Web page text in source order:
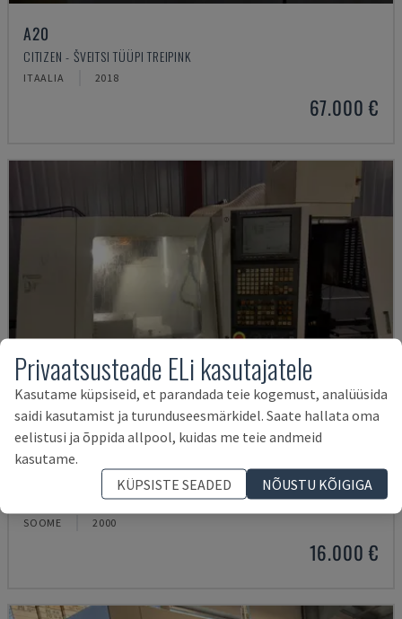
A20
CITIZEN - ŠVEITSI TÜÜPI TREIPINK
ITAALIA 2018
67.000 €
MAIER - ŠVEITSI TÜÜPI TREIPINK
SOOME 2000
16.000 €
Privaatsusteade ELi kasutajatele
Kasutame küpsiseid, et parandada teie kogemust, analüüsida
saidi kasutamist ja turunduseesmärkidel. Saate hallata oma
eelistusi ja õppida allpool, kuidas me teie andmeid
kasutame.
KÜPSISTE SEADED
NÕUSTU KÕIGIGA